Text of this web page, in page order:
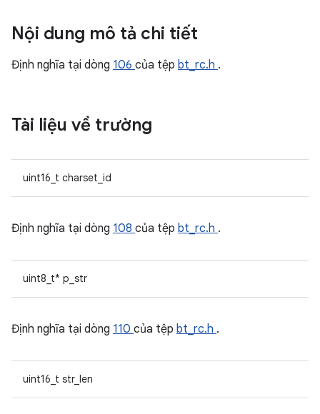
Nội dung mô tả chi tiết
Định nghĩa tại dòng 106 của tệp bt_rc.h .
Tài liệu về trường
uint16_t charset_id
Định nghĩa tại dòng 108 của tệp bt_rc.h .
uint8_t* p_str
Định nghĩa tại dòng 110 của tệp bt_rc.h .
uint16_t str_len